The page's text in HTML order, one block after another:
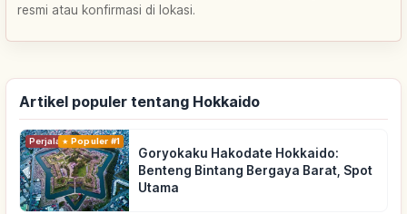
resmi atau konfirmasi di lokasi.
Artikel populer tentang Hokkaido
PerjalananPopuler #1
Goryokaku Hakodate Hokkaido:
Benteng Bintang Bergaya Barat, Spot
Utama